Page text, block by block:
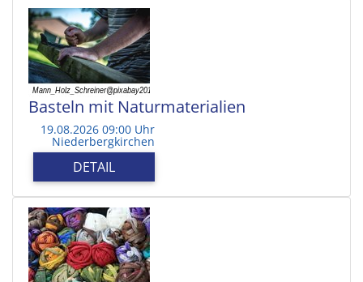
Basteln mit Naturmaterialien
19.08.2026 09:00 Uhr
Niederbergkirchen
DETAIL